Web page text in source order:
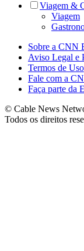
Viagem &
Viagem
Sobre a CNN
Aviso Legal e
Termos de Uso
Fale com a
Faça parte da
© Cable News
Todos os direitos